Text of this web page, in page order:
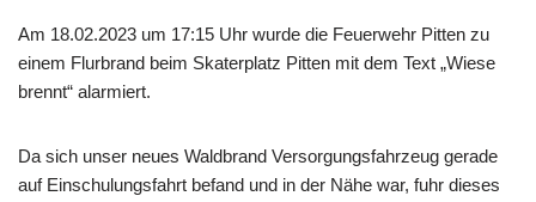
Am 18.02.2023 um 17:15 Uhr wurde die Feuerwehr Pitten zu
einem Flurbrand beim Skaterplatz Pitten mit dem Text „Wiese
brennt“ alarmiert.
Da sich unser neues Waldbrand Versorgungsfahrzeug gerade
auf Einschulungsfahrt befand und in der Nähe war, fuhr dieses